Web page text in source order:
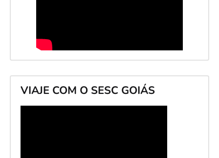
VIAJE COM O SESC GOIÁS